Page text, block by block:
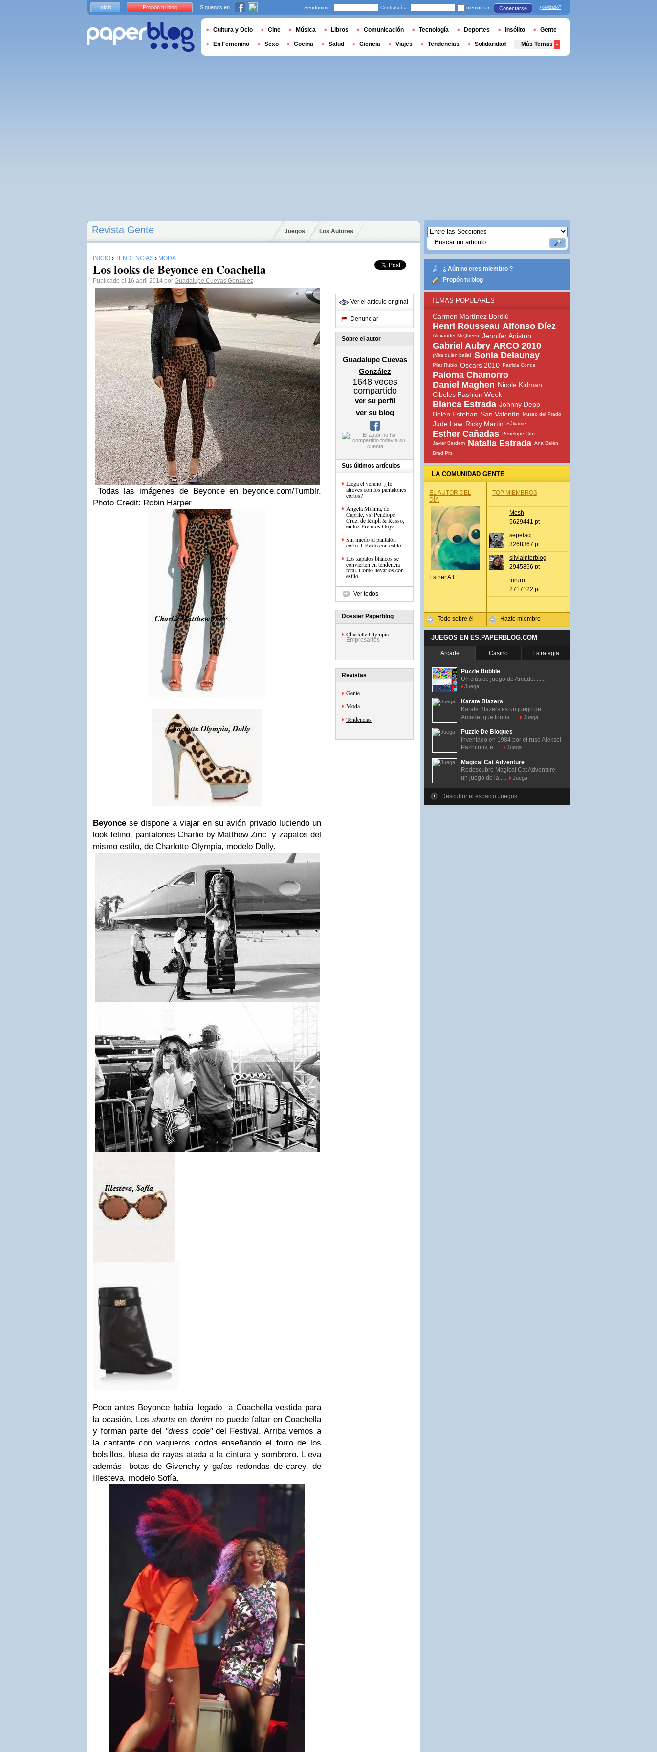
Revista Gente Juegos Los Autores
INICIO › TENDENCIAS › MODA
Los looks de Beyonce en Coachella
Publicado el 16 abril 2014 por Guadalupe Cuevas González
Todas las imágenes de Beyonce en beyonce.com/Tumblr.
Photo Credit: Robin Harper
Beyoncese dispone a viajar en su avión privado luciendo un
look felino, pantalones Charlie by Matthew Zinc y zapatos del
mismo estilo, de Charlotte Olympia, modelo Dolly.
Poco antes Beyonce había llegado a Coachella vestida para
la ocasión. Losshortsen denimno puede faltar en Coachella
y forman parte del "dress code"del Festival. Arriba vemos a
la cantante con vaqueros cortos enseñando el forro de los
bolsillos, blusa de rayas atada a la cintura y sombrero. Lleva
además botas de Givenchy y gafas redondas de carey, de
Illesteva, modelo Sofía.
Ver el artículo original
Denunciar
Sobre el autor
Guadalupe Cuevas
González
1648 veces
compartido
ver su perfil
ver su blog
Sus últimos artículos
Llega el verano. ¿Te
atreves con los pantalones
cortos?
Angela Molina, de
Caprile, vs. Penélope
Cruz, de Ralph & Russo,
en los Premios Goya
Sin miedo al pantalón
corto. Llévalo con estilo
Los zapatos blancos se
convierten en tendencia
total. Cómo llevarlos con
estilo
Ver todos
Dossier Paperblog
Charlotte Olympia
Empresarios
Revistas
Gente
Moda
Tendencias
¿ Aún no eres miembro ?
Propón tu blog
TEMAS POPULARES
Carmen Martínez Bordiú
Henri Rousseau Alfonso Díez
Alexander McQueen Jennifer Aniston
Gabriel Aubry ARCO 2010
¡Mira quién baila! Sonia Delaunay
Pilar Rubio Oscars 2010 Patricia Conde
Paloma Chamorro
Daniel Maghen Nicole Kidman
Cibeles Fashion Week
Blanca Estrada Johnny Depp
Belén Esteban San Valentín Museo del Prado
Jude Law Ricky Martin Sálvame
Esther Cañadas Penélope Cruz
Javier Bardem
Natalia Estrada Ana Belén
Brad Pitt
LA COMUNIDAD GENTE
EL AUTOR DEL
DÍA
Esther A.l.
Todo sobre él
TOP MIEMBROS
Mesh
5629441 pt
sepelaci
3268367 pt
silviainterblog
2945856 pt
tururu
2717122 pt
Hazte miembro
JUEGOS EN ES.PAPERBLOG.COM
Arcade Casino Estrategia
Puzzle Bobble
Un clásico juego de Arcade. ......
Juega
Karate Blazers
Karate Blazers es un juego de
Arcade, que forma......
Juega
Puzzle De Bloques
Inventado en 1984 por el ruso Alekséi
Pázhitnov, e......
Juega
Magical Cat Adventure
Redescubre Magical Cat Adventure,
un juego de la......
Juega
Descubrir el espacio Juegos
Inicio Propón tu blog Síguenos en Seudónimo Contraseña memorizar Conectarse ¿olvidado?
Cultura y Ocio Cine Música Libros Comunicación Tecnología Deportes Insólito Gente
En Femenino Sexo Cocina Salud Ciencia Viajes Tendencias Solidaridad Más Temas